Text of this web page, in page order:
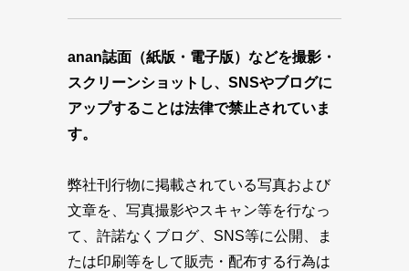
anan誌面（紙版・電子版）などを撮影・
スクリーンショットし、SNSやブログに
アップすることは法律で禁止されていま
す。
弊社刊行物に掲載されている写真および
文章を、写真撮影やスキャン等を行なっ
て、許諾なくブログ、SNS等に公開、ま
たは印刷等をして販売・配布する行為は